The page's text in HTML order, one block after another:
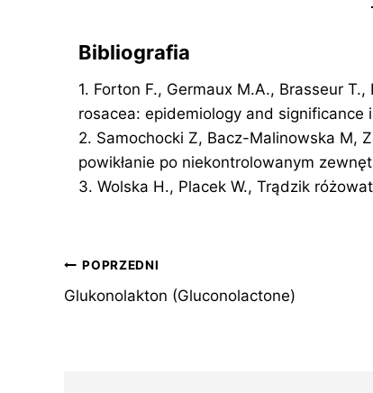
Bibliografia
1. Forton F., Germaux M.A., Brasseur
rosacea: epidemiology and
2. Samochocki Z, Bacz-Malinowska M,
powikłanie po niekontrolowanym
3. Wolska H., Placek W., Trądzik
Nawigacja
wpisu
POPRZEDNI
Glukonolakton (Gluconolactone)